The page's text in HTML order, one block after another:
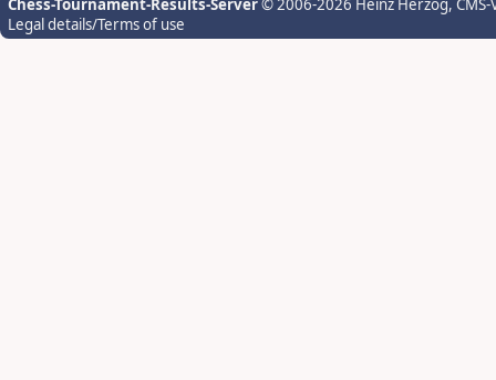
Chess-Tournament-Results-Server© 2006-2026 Heinz Herzog,
Legal details/Terms of use